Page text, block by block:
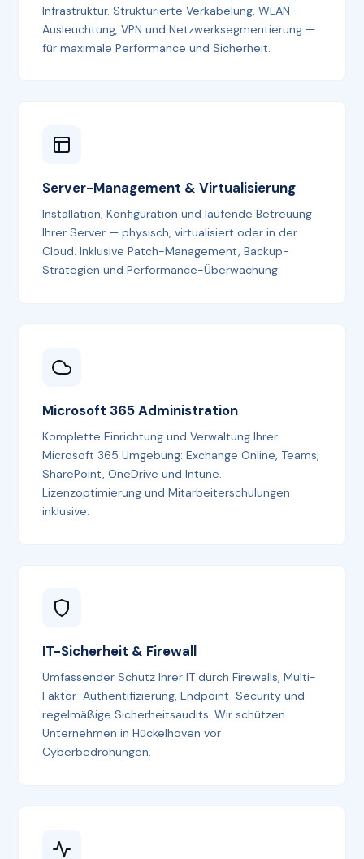
Infrastruktur. Strukturierte Verkabelung, WLAN-
Ausleuchtung, VPN und Netzwerksegmentierung —
für maximale Performance und Sicherheit.
Server-Management & Virtualisierung
Installation, Konfiguration und laufende Betreuung
Ihrer Server — physisch, virtualisiert oder in der
Cloud. Inklusive Patch-Management, Backup-
Strategien und Performance-Überwachung.
Microsoft 365 Administration
Komplette Einrichtung und Verwaltung Ihrer
Microsoft 365 Umgebung: Exchange Online, Teams,
SharePoint, OneDrive und Intune.
Lizenzoptimierung und Mitarbeiterschulungen
inklusive.
IT-Sicherheit & Firewall
Umfassender Schutz Ihrer IT durch Firewalls, Multi-
Faktor-Authentifizierung, Endpoint-Security und
regelmäßige Sicherheitsaudits. Wir schützen
Unternehmen in Hückelhoven vor
Cyberbedrohungen.